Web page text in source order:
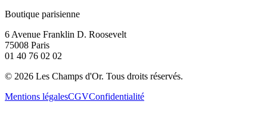
Boutique parisienne
6 Avenue Franklin D. Roosevelt
75008 Paris
01 40 76 02 02
© 2026 Les Champs d'Or. Tous droits réservés.
Mentions légalesCGVConfidentialité